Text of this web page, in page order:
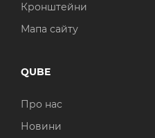
Кронштейни
Мапа сайту
QUBE
Про нас
Новини